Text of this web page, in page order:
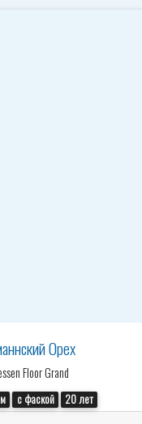
Орех
Floor Grand
с фаской 20 лет